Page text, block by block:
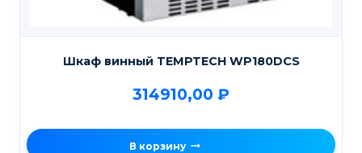
Шкаф винный TEMPTECH WP180DCS
314910,00 ₽
В корзину